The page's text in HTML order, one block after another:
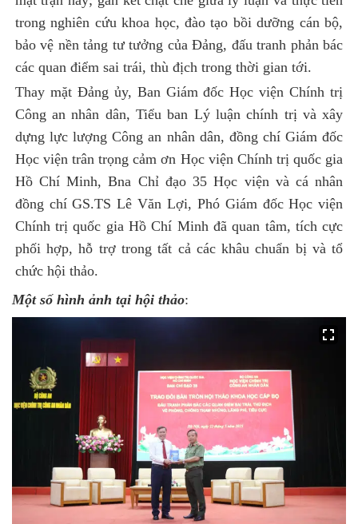
trong nghiên cứu khoa học, đào tạo bồi dưỡng cán bộ,
bảo vệ nền tảng tư tưởng của Đảng, đấu tranh phản bác
các quan điểm sai trái, thù địch trong thời gian tới.
Thay mặt Đảng ủy, Ban Giám đốc Học viện Chính trị
Công an nhân dân, Tiểu ban Lý luận chính trị và xây
dựng lực lượng Công an nhân dân, đồng chí Giám đốc
Học việntrân trọng cảm ơn Học viện Chính trị quốc gia
Hồ Chí Minh, Bna Chỉ đạo 35 Học viện và cá nhân
đồng chíGS.TS Lê Văn Lợi, Phó Giám đốc Học viện
Chính trị quốc gia Hồ Chí Minh đã quan tâm, tích cực
phối hợp, hỗ trợ trong tất cả các khâu chuẩn bị vàtổ
chức hội thảo.
Một số hình ảnh tại hội thảo: